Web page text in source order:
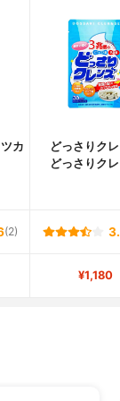
カ
どっさりク
どっさりク
(2)
¥1,180